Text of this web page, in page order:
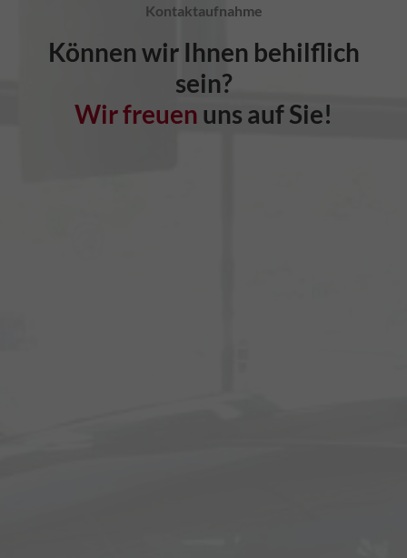
Kontaktaufnahme
Können wir Ihnen behilflich
sein?
Wir freuen uns auf Sie!